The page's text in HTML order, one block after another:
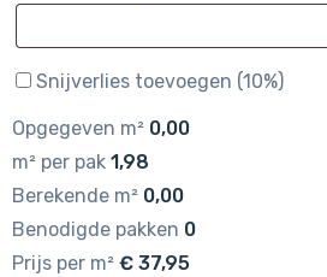
Snijverlies toevoegen (10%)
Opgegeven m² 0,00
m² per pak 1,98
Berekende m² 0,00
Benodigde pakken 0
Prijs per m² € 37,95